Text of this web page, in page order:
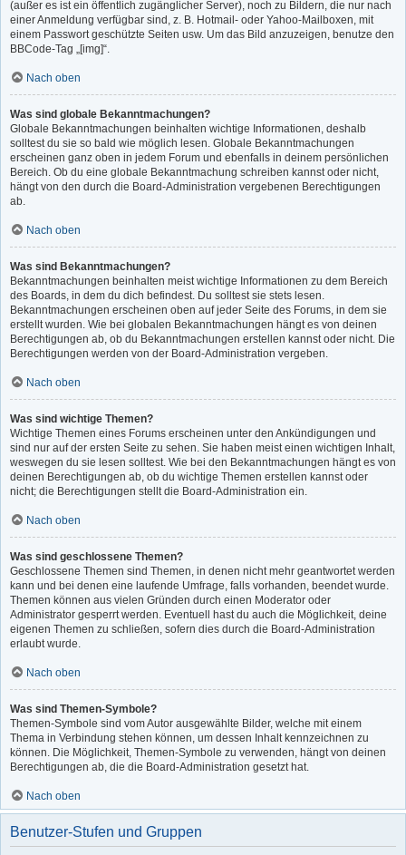
(außer es ist ein öffentlich zugänglicher Server), noch zu Bildern, die nur nach
einer Anmeldung verfügbar sind, z. B. Hotmail- oder Yahoo-Mailboxen, mit
einem Passwort geschützte Seiten usw. Um das Bild anzuzeigen, benutze den
BBCode-Tag „[img]“.
Nach oben
Was sind globale Bekanntmachungen?
Globale Bekanntmachungen beinhalten wichtige Informationen, deshalb
solltest du sie so bald wie möglich lesen. Globale Bekanntmachungen
erscheinen ganz oben in jedem Forum und ebenfalls in deinem persönlichen
Bereich. Ob du eine globale Bekanntmachung schreiben kannst oder nicht,
hängt von den durch die Board-Administration vergebenen Berechtigungen
ab.
Nach oben
Was sind Bekanntmachungen?
Bekanntmachungen beinhalten meist wichtige Informationen zu dem Bereich
des Boards, in dem du dich befindest. Du solltest sie stets lesen.
Bekanntmachungen erscheinen oben auf jeder Seite des Forums, in dem sie
erstellt wurden. Wie bei globalen Bekanntmachungen hängt es von deinen
Berechtigungen ab, ob du Bekanntmachungen erstellen kannst oder nicht. Die
Berechtigungen werden von der Board-Administration vergeben.
Nach oben
Was sind wichtige Themen?
Wichtige Themen eines Forums erscheinen unter den Ankündigungen und
sind nur auf der ersten Seite zu sehen. Sie haben meist einen wichtigen Inhalt,
weswegen du sie lesen solltest. Wie bei den Bekanntmachungen hängt es von
deinen Berechtigungen ab, ob du wichtige Themen erstellen kannst oder
nicht; die Berechtigungen stellt die Board-Administration ein.
Nach oben
Was sind geschlossene Themen?
Geschlossene Themen sind Themen, in denen nicht mehr geantwortet werden
kann und bei denen eine laufende Umfrage, falls vorhanden, beendet wurde.
Themen können aus vielen Gründen durch einen Moderator oder
Administrator gesperrt werden. Eventuell hast du auch die Möglichkeit, deine
eigenen Themen zu schließen, sofern dies durch die Board-Administration
erlaubt wurde.
Nach oben
Was sind Themen-Symbole?
Themen-Symbole sind vom Autor ausgewählte Bilder, welche mit einem
Thema in Verbindung stehen können, um dessen Inhalt kennzeichnen zu
können. Die Möglichkeit, Themen-Symbole zu verwenden, hängt von deinen
Berechtigungen ab, die die Board-Administration gesetzt hat.
Nach oben
Benutzer-Stufen und Gruppen